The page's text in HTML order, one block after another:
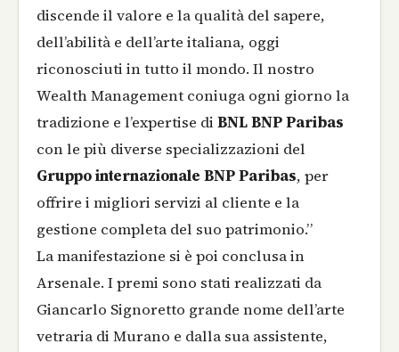
discende il valore e la qualità del sapere,
dell’abilità e dell’arte italiana, oggi
riconosciuti in tutto il mondo. Il nostro
Wealth Management coniuga ogni giorno la
tradizione e l’expertise di BNL BNP Paribas
con le più diverse specializzazioni del
Gruppo internazionale BNP Paribas, per
offrire i migliori servizi al cliente e la
gestione completa del suo patrimonio.”
La manifestazione si è poi conclusa in
Arsenale. I premi sono stati realizzati da
Giancarlo Signoretto grande nome dell’arte
vetraria di Murano e dalla sua assistente,